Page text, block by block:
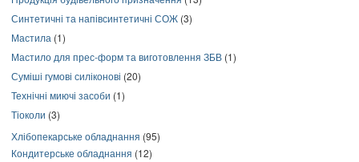
Синтетичні та напівсинтетичні СОЖ (3)
Мастила (1)
Мастило для прес-форм та виготовлення ЗБВ (1)
Суміші гумові силіконові (20)
Технічні миючі засоби (1)
Тіоколи (3)
Хлібопекарське обладнання (95)
Кондитерське обладнання (12)